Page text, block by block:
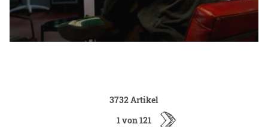
3732 Artikel
1 von 121